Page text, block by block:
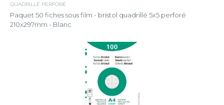
QUADRILLÉ PERFORÉ
Paquet 50 fiches sous film - bristol quadrillé 5x5 perforé
210x297mm - Blanc